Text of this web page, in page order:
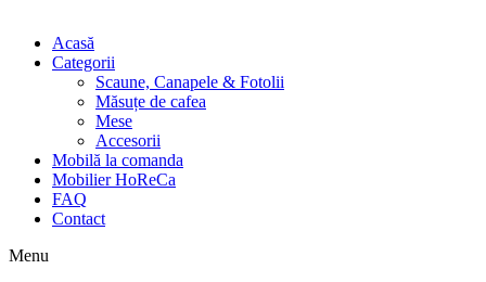
Acasă
Categorii
Scaune, Canapele & Fotolii
Măsuțe de cafea
Mese
Accesorii
Mobilă la comanda
Mobilier HoReCa
FAQ
Contact
Menu